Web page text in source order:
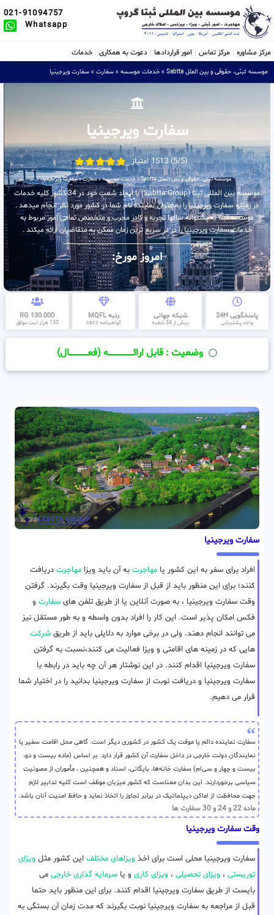
021-91094757
Whatsapp
مرکز مشاوره مرکز تماس امور قراردادها دعوت به همکاری خدمات
موسسه ثبتی، حقوقی و بین الملل Sabtta » خدمات موسسه » سفارت » سفارت ویرجینیا
سفارت ویرجینیا
(5/5) 1513 امتیاز
موسسه ثبتی، حقوقی و بین الملل Sabtta »خدمات موسسه»سفارت»سفارت ویرجینیا
موسسه بین المللی ثبتا (Sabtta Group) با ایجاد شعب خود در 34 کشور کلیه خدمات
در زمینه سفارت ویرجینیا را به عنوان نماینده تام شما در کشور مورد نظر انجام میدهد .
موسسه ثبتا به پشتوانه سالها تجربه و کادر مجرب و متخصص تمامی امور مربوط به
خدمات سفارت ویرجینیا را در در سریع ترین زمان ممکن به متقاضیان ارائه میکند .
امروز مورخ:
پاسخگویی 24H
واحد پشتیبانی
شبکه جهانی
بیش از 34 شعبه
رتبه MQFL
گواهینامه cess
130.000 RG
130 هزار ثبت موفق
وضعیت : قابل ارائــــــــــــــــــــه (فعـــــــــــــــال)
سفارت ویرجینیا
افراد برای سفر به این کشور یا مهاجرت به آن باید ویزا مهاجرت دریافت
کنند؛ برای این منظور باید از قبل از سفارت ویرجینیا وقت بگیرند. گرفتن
وقت سفارت ویرجینیا ، به صورت آنلاین یا از طریق تلفن های سفارت و
فکس امکان پذیر است. این کار را افراد بدون واسطه و به طور مستقل نیز
می توانند انجام دهند. ولی در برخی موارد به دلایلی باید از طریق شرکت
هایی که در زمینه های اقامتی و ویزا فعالیت می کنند،نسبت به گرفتن
سفارت ویرجینیا اقدام کنند. در این نوشتار هر آن چه باید در رابطه با
سفارت ویرجینیا و دریافت نوبت از سفارت ویرجینیا بدانید را در اختیار شما
قرار می دهیم.
سفارت نماینده دائم یا موقت یک کشور در کشوری دیگر است. گاهی محل اقامت سفیر یا
نمایندگان دولت‌ خارجی در داخل سفارت آن کشور قرار دارد. بر اساس (ماده بیست و دو،
بیست و چهار و سی‌ام) سفارت خانه‌ها، بایگانی، اسناد و همچنین ، مأموران از مصونیت
سیاسی برخوردارند. این بدان معناست که کشور میزبان موظف است کلیه تدابیر لازم
جهت محافظت از اماکن دیپلماتیک در برابر تجاوز را اتخاذ نماید و حافظ امنیت آنان باشد.
ماده 22 و 24 و 30 سفارت ها
وقت سفارت ویرجینیا
سفارت ویرجینیا محلی است برای اخذ ویزاهای مختلف این کشور مثل ویزای
توریستی ، ویزای تحصیلی ، ویزای کاری و یا سرمایه گذاری خارجی می
بایست از طریق سفارت ویرجینیا اقدام کنند. برای این منظور باید حتما
قبل از مراجعه به سفارت ویرجینیا نوبت بگیرند که مدت زمان آن بستگی به